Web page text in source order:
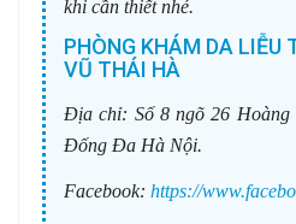
khi cần thiết nhé.
PHÒNG KHÁM DA LIỄU
VŨ THÁI HÀ
Địa chỉ: Số 8 ngõ 26
Đống Đa Hà Nội.
Facebook: https://